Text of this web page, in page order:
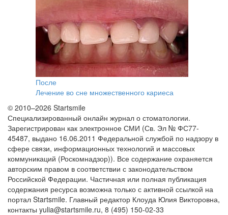
После
Лечение во сне множественного кариеса
© 2010–2026 Startsmile
Специализированный онлайн журнал о стоматологии.
Зарегистрирован как электронное СМИ (Св. Эл № ФС77-
45487, выдано 16.06.2011 Федеральной службой по надзору в
сфере связи, информационных технологий и массовых
коммуникаций (Роскомнадзор)). Все содержание охраняется
авторским правом в соответствии с законодательством
Российской Федерации. Частичная или полная публикация
содержания ресурса возможна только с активной ссылкой на
портал Startsmile. Главный редактор Клоуда Юлия Викторовна,
контакты yulia@startsmile.ru, 8 (495) 150-02-33